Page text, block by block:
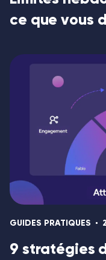
ce que vous
GUIDES PRATIQUES
9 stratégies